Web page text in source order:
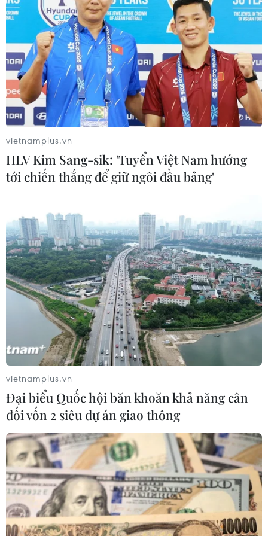
Myanmar để đảm bảo lợi thế trước khi bước vào trận
quyết đấu U19 Indonesia ở lượt cuối bảng A giải U19
Đông Nam Á 2026.
Xem trực tiếp trận U19 Việt Nam-U19
Timor Leste trên kênh nào, ở đâu?
01/06/2026 02:30
U19 Việt Nam sẽ đối đầu U19 Timor Leste ở trận mở màn
giải U19 Đông Nam Á 2026, diễn ra vào lúc 16 giờ hôm
nay (1/6) trên sân vận động North Sumatra.
vietnamplus.vn
HLV Kim Sang-sik: 'Tuyển Việt Nam hướng
tới chiến thắng để giữ ngôi đầu bảng'
vietnamplus.vn
Đại biểu Quốc hội băn khoăn khả năng cân
đối vốn 2 siêu dự án giao thông